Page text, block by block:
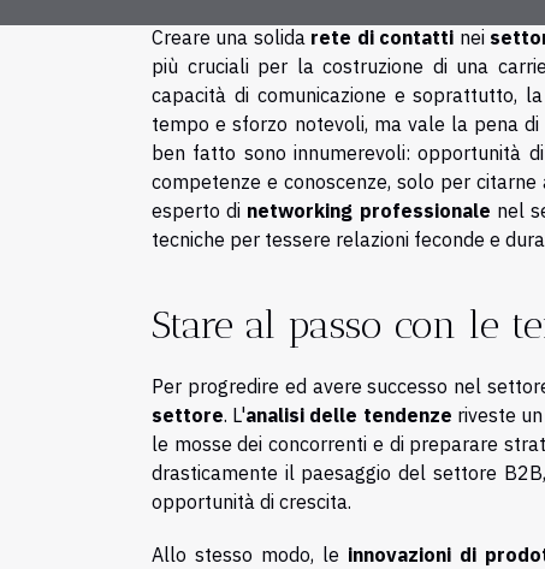
Creare una solida rete di contatti nei
più cruciali per la costruzione di una
capacità di comunicazione e soprattutto,
tempo e sforzo notevoli, ma vale la pena
ben fatto sono innumerevoli: opportunità
competenze e conoscenze, solo per
esperto di networking professionale nel
tecniche per tessere relazioni feconde e
Stare al passo con le
Per progredire ed avere successo nel
settore. L'analisi delle tendenze riveste
le mosse dei concorrenti e di preparare
drasticamente il paesaggio del settore
opportunità di crescita.
Allo stesso modo, le innovazioni di